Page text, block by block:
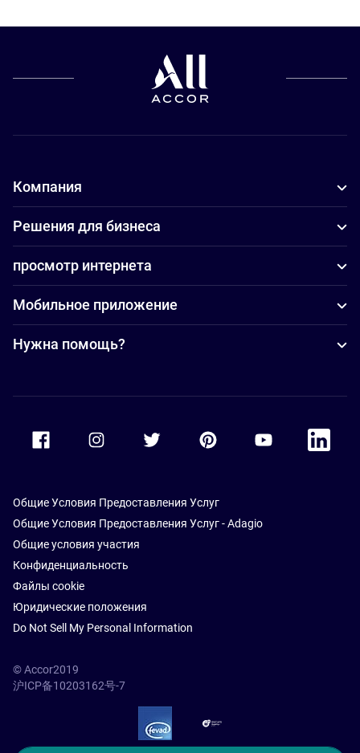
Компания
Решения для бизнеса
просмотр интернета
Мобильное приложение
Нужна помощь?
Accor Youtube
Accor
Общие Условия Предоставления Услуг
Общие Условия Предоставления Услуг - Adagio
Общие условия участия
Конфиденциальность
Файлы cookie
Юридические положения
Do Not Sell My Personal Information
© Accor2019
沪ICP备10203162号-7